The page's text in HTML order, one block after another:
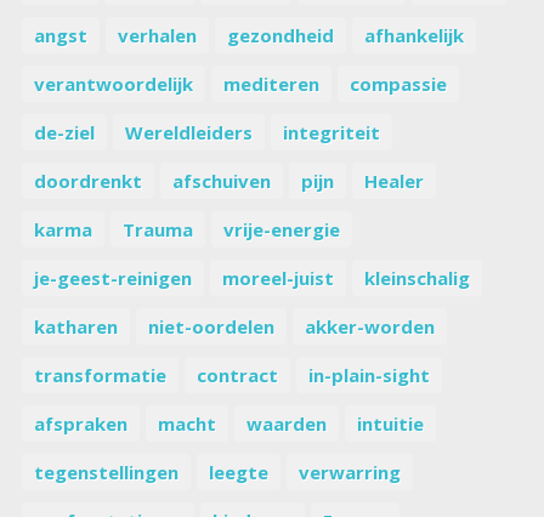
angst
verhalen gezondheid
afhankelijk
verantwoordelijk
mediteren
compassie
de-ziel
Wereldleiders
integriteit
doordrenkt
afschuiven pijn
Healer
karma
Trauma
vrije-energie
je-geest-reinigen
moreel-juist
kleinschalig
katharen
niet-oordelen
akker-worden
transformatie
contract
in-plain-sight
afspraken
macht waarden
intuitie
tegenstellingen
leegte
verwarring